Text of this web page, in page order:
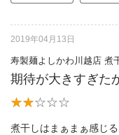
2019年04月13日
寿製麺よしかわ川越店 煮
期待が大きすぎた
煮干しはまぁまぁ感じ